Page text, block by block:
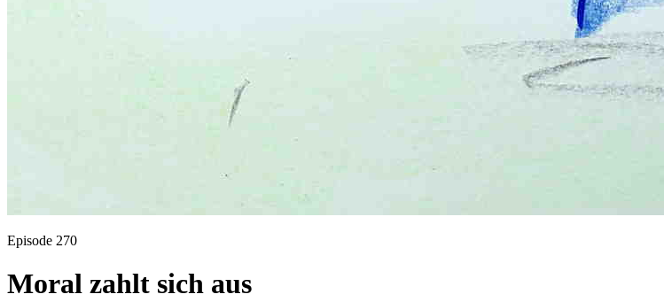
Episode 270
Moral zahlt sich aus